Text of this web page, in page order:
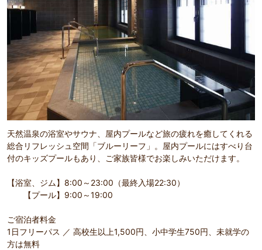
天然温泉の浴室やサウナ、屋内プールなど旅の疲れを癒してくれる
総合リフレッシュ空間「ブルーリーフ」。屋内プールにはすべり台
付のキッズプールもあり、ご家族皆様でお楽しみいただけます。
【浴室、ジム】8:00～23:00（最終入場22:30）
【プール】9:00～19:00
ご宿泊者料金
1日フリーパス ／ 高校生以上1,500円、小中学生750円、未就学の
方は無料